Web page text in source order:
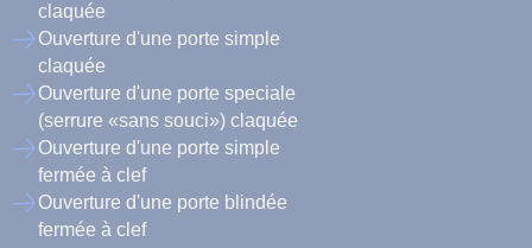
claquée
Ouverture d'une porte simple
claquée
Ouverture d'une porte speciale
(serrure «sans souci») claquée
Ouverture d'une porte simple
fermée à clef
Ouverture d'une porte blindée
fermée à clef